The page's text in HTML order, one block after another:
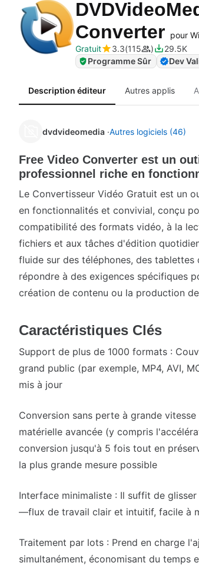
Converter pour
Gratuit
3.3 115
29.5K
Programme Sûr
Dev
Description éditeur Autres applis
dvdvideomedia Autres logiciels (46)
Free Video Converter est un
professionnel riche en
Le Convertisseur Vidéo Gratuit est un
en fonctionnalités et convivial, conçu
compatibilité des formats vidéo, à la
fichiers et aux tâches d'édition
fluide sur des téléphones, des
répondre à des exigences spécifiques
création de contenu ou la production
Caractéristiques Clés
Support de plus de 1000 formats :
grand public (par exemple, MP4, AVI,
mis à jour
Conversion sans perte à grande
matérielle avancée (y compris
conversion jusqu'à 5 fois tout en
la plus grande mesure possible
Interface minimaliste : Il suffit de
—flux de travail clair et intuitif, facile à
Traitement par lots : Prend en charge
simultanément, économisant du temps